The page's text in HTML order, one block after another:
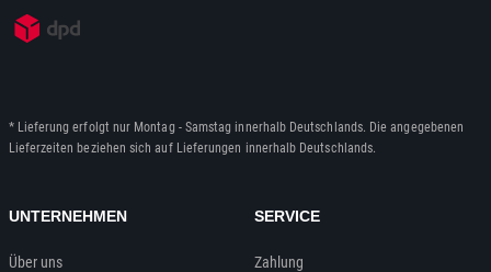
* Lieferung erfolgt nur Montag - Samstag innerhalb Deutschlands. Die angegebenen
Lieferzeiten beziehen sich auf Lieferungen innerhalb Deutschlands.
UNTERNEHMEN
Über uns
SERVICE
Zahlung